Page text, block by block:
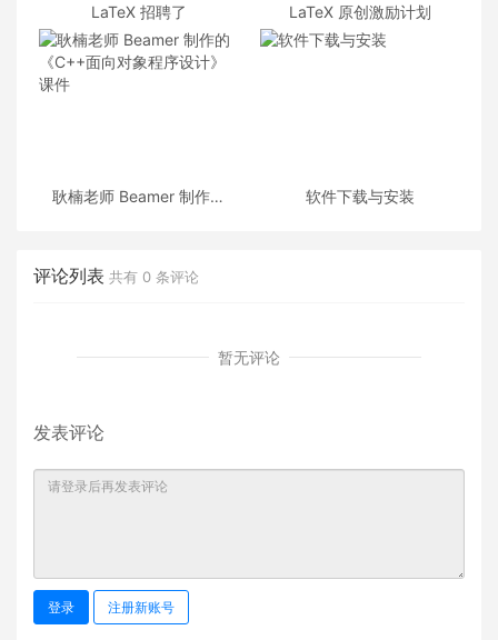
LaTeX 招聘了 LaTeX 原创激励计划
耿楠老师 Beamer 制作的
软件下载与安装
评论列表 共有 0 条评论
暂无评论
发表评论
登录 注册新账号